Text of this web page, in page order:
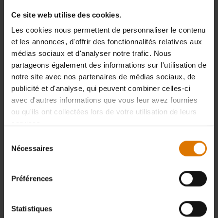
Ce site web utilise des cookies.
Les cookies nous permettent de personnaliser le contenu
et les annonces, d'offrir des fonctionnalités relatives aux
médias sociaux et d'analyser notre trafic. Nous
partageons également des informations sur l'utilisation de
notre site avec nos partenaires de médias sociaux, de
publicité et d'analyse, qui peuvent combiner celles-ci
avec d'autres informations que vous leur avez fournies
ou qu'ils ont collectées lors de votre utilisation de leurs
Nécessaires
Préférences
Statistiques
Vous hésitez sur le choix de votre futur Weber ?
Bénéficiez des conseils personnalisés
Découvrez nos barbecues en magasin